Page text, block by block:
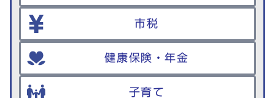
市税
健康保険・年金
子育て